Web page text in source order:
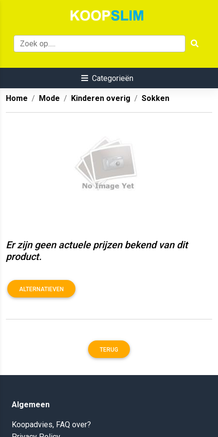
Categorieën
Home Mode Kinderen overig Sokken
Er zijn geen actuele prijzen bekend van dit
product.
ALTERNATIEVEN
TERUG
Algemeen
Koopadvies, FAQ over?